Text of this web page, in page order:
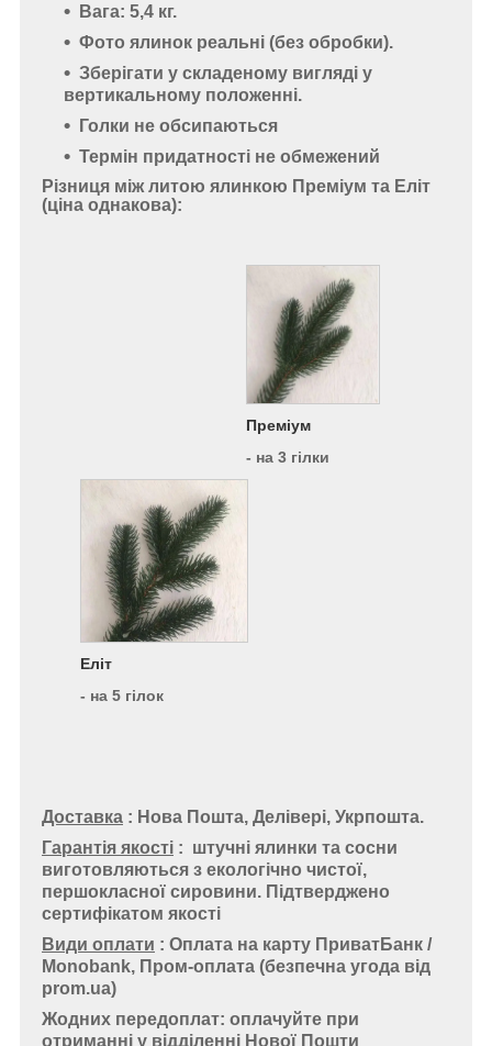
Вага: 5,4 кг.
Фото ялинок реальні (без обробки).
Зберігати у складеному вигляді у
вертикальному положенні.
Голки не обсипаються
Термін придатності не обмежений
Різниця між литою ялинкою Преміум та Еліт
(ціна однакова):
Преміум
- на 3 гілки
Еліт
- на 5 гілок
Доставка : Нова Пошта, Делівері, Укрпошта.
Гарантія якості : штучні ялинки та сосни
виготовляються з екологічно чистої,
першокласної сировини. Підтверджено
сертифікатом якості
Види оплати : Оплата на карту ПриватБанк /
Monobank, Пром-оплата (безпечна угода від
prom.ua)
Жодних передоплат: оплачуйте при
отриманні у відділенні Нової Пошти